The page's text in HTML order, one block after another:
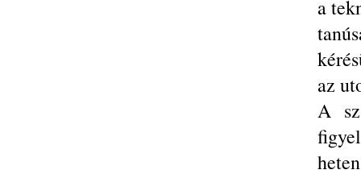
a
az
A